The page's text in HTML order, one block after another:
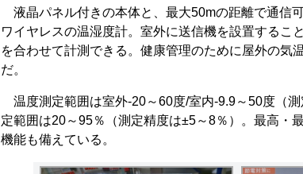
液晶パネル付きの本体と、最大50mの距離で通信
ワイヤレスの温湿度計。室外に送信機を設置するこ
を合わせて計測できる。健康管理のために屋外の気
だ。
温度測定範囲は室外-20～60度/室内-9.9～50度（
定範囲は20～95％（測定精度は±5～8％）。最高・
機能も備えている。